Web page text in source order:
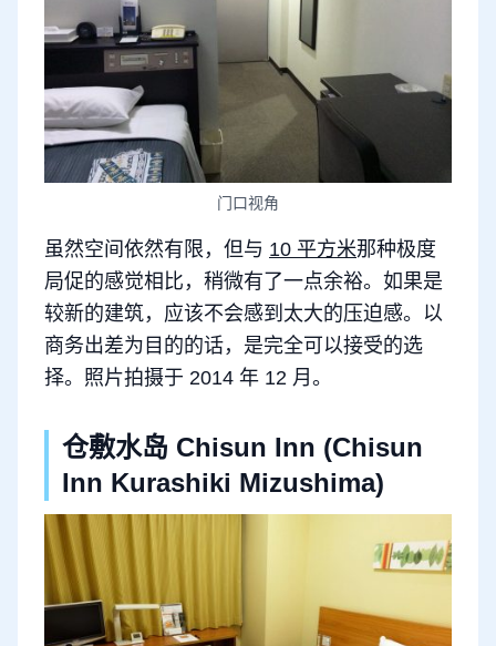
门口视角
虽然空间依然有限，但与 10 平方米那种极度
局促的感觉相比，稍微有了一点余裕。如果是
较新的建筑，应该不会感到太大的压迫感。以
商务出差为目的的话，是完全可以接受的选
择。照片拍摄于 2014 年 12 月。
仓敷水岛 Chisun Inn (Chisun
Inn Kurashiki Mizushima)